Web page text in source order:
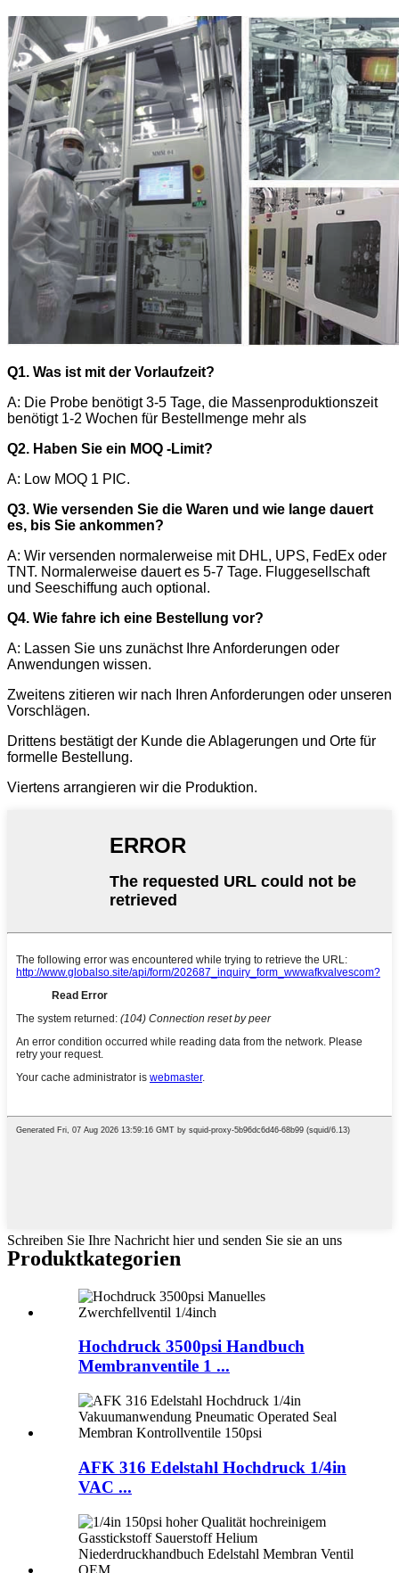
Q1. Was ist mit der Vorlaufzeit?
A: Die Probe benötigt 3-5 Tage, die Massenproduktionszeit
benötigt 1-2 Wochen für Bestellmenge mehr als
Q2. Haben Sie ein MOQ -Limit?
A: Low MOQ 1 PIC.
Q3. Wie versenden Sie die Waren und wie lange dauert
es, bis Sie ankommen?
A: Wir versenden normalerweise mit DHL, UPS, FedEx oder
TNT. Normalerweise dauert es 5-7 Tage. Fluggesellschaft
und Seeschiffung auch optional.
Q4. Wie fahre ich eine Bestellung vor?
A: Lassen Sie uns zunächst Ihre Anforderungen oder
Anwendungen wissen.
Zweitens zitieren wir nach Ihren Anforderungen oder unseren
Vorschlägen.
Drittens bestätigt der Kunde die Ablagerungen und Orte für
formelle Bestellung.
Viertens arrangieren wir die Produktion.
Schreiben Sie Ihre Nachricht hier und senden Sie sie an uns
Produktkategorien
Hochdruck 3500psi Handbuch
Membranventile 1 ...
AFK 316 Edelstahl Hochdruck 1/4in
VAC ...